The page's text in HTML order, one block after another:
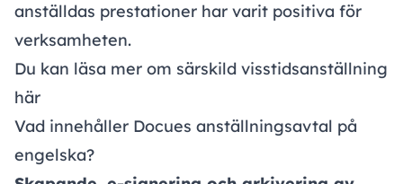
anställdas prestationer har varit positiva för
verksamheten.
Du kan läsa mer om särskild visstidsanställning
här
Vad innehåller Docues anställningsavtal på
engelska?